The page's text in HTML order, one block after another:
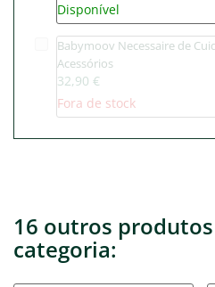
Disponível
Babymoov Necessaire de
Acessórios
32,90 €
Fora de stock
16 outros
categoria: